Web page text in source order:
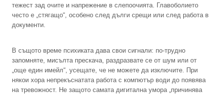
тежест зад очите и напрежение в слепоочията. Главоболието
често е „стягащо“, особено след дълги срещи или след работа в
документи.
В същото време психиката дава свои сигнали: по-трудно
запомняте, мисълта прескача, раздразвате се от шум или от
„още един имейл“, усещате, че не можете да изключите. При
някои хора непрекъснатата работа с компютър води до появява
на тревожност. Не защото самата дигитална умора „причинява